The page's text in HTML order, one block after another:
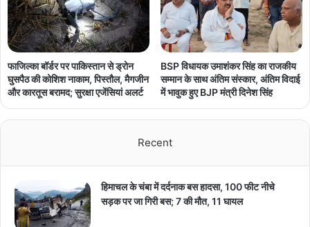
फाजिल्का बॉर्डर पर पाकिस्तान से ड्रोन
घुसपैठ की कोशिश नाकाम, पिस्तौल, मैगजीन
और कारतूस बरामद; सुरक्षा एजेंसियां अलर्ट
BSP विधायक उमाशंकर सिंह का राजकीय
सम्मान के साथ अंतिम संस्कार, अंतिम विदाई
में भावुक हुए BJP मंत्री दिनेश सिंह
Recent
हिमाचल के चंबा में दर्दनाक बस हादसा, 100 फीट नीचे
सड़क पर जा गिरी बस; 7 की मौत, 11 घायल